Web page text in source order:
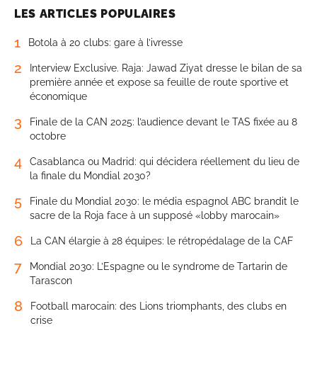
LES ARTICLES POPULAIRES
1 Botola à 20 clubs: gare à l’ivresse
2
Interview Exclusive. Raja: Jawad Ziyat dresse le bilan de sa
première année et expose sa feuille de route sportive et
économique
3
Finale de la CAN 2025: l’audience devant le TAS fixée au 8
octobre
4
Casablanca ou Madrid: qui décidera réellement du lieu de
la finale du Mondial 2030?
5
Finale du Mondial 2030: le média espagnol ABC brandit le
sacre de la Roja face à un supposé «lobby marocain»
6 La CAN élargie à 28 équipes: le rétropédalage de la CAF
7
Mondial 2030: L’Espagne ou le syndrome de Tartarin de
Tarascon
8
Football marocain: des Lions triomphants, des clubs en
crise